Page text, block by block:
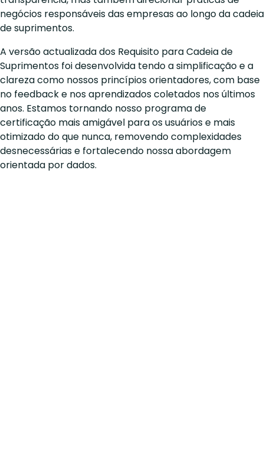
negócios responsáveis das empresas ao longo da cadeia
de suprimentos.
A versão actualizada dos Requisito para Cadeia de
Suprimentos foi desenvolvida tendo a simplificação e a
clareza como nossos princípios orientadores, com base
no feedback e nos aprendizados coletados nos últimos
anos. Estamos tornando nosso programa de
certificação mais amigável para os usuários e mais
otimizado do que nunca, removendo complexidades
desnecessárias e fortalecendo nossa abordagem
orientada por dados.